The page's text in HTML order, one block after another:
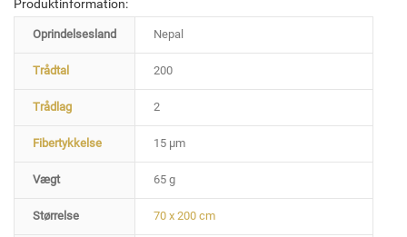
Produktinformation:
Oprindelsesland Nepal
Trådtal 200
Trådlag 2
Fibertykkelse 15 µm
Vægt 65 g
Størrelse 70 x 200 cm